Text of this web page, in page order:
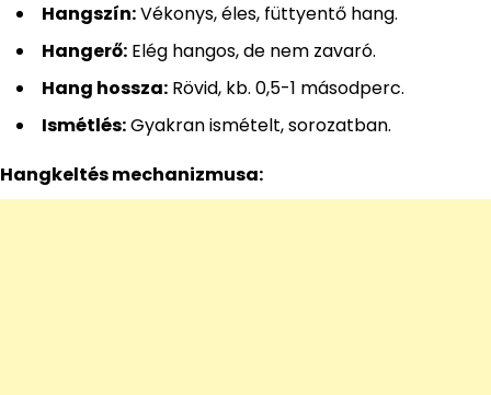
Hangszín:Vékonys, éles, füttyentő hang.
Hangerő: Elég hangos, de nem zavaró.
Hang hossza: Rövid, kb. 0,5-1 másodperc.
Ismétlés:Gyakran ismételt, sorozatban.
Hangkeltés mechanizmusa: